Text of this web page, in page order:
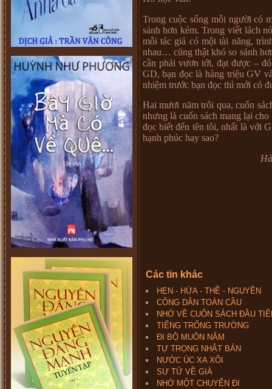
Trong cuộc sống mỗi người có
sánh hơn kém. Trong viết lách
mỗi tác giả có một tài năng,
nhau… cũng thật khó so sánh
cần phải vươn tới, đạt được –
GD, bạn đọc là hàng triệu GV
nhiệm trước bạn đọc thì mới có
Hai mươi năm trôi qua, cuốn
nhưng là cuốn sách mang lại
đọc biết đến tên tôi, nhất là với
hạnh phúc hay sao?
Các tin khác
HẸN - HỨA - THỀ - NGUYỀN
CÔNG DÂN TOÀN CẦU
NHỚ VỀ CUỐN SÁCH ĐẦU
TIẾNG TRỐNG TRƯỜNG
ĐI BỘ MUÔN NĂM
TỰ TRỌNG NHẬT BẢN
NƯỚC ÚC XA XÔI
SƯ TỬ VỀ GIÀ
NHỚ MỘT CHUYẾN ĐI